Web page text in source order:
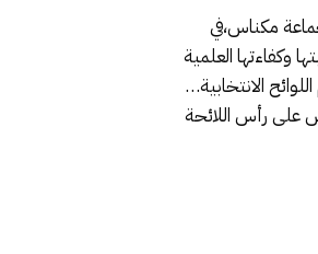
مكناس،في
وكفاءتها العلمية
الانتخابية…
على رأس اللائحة